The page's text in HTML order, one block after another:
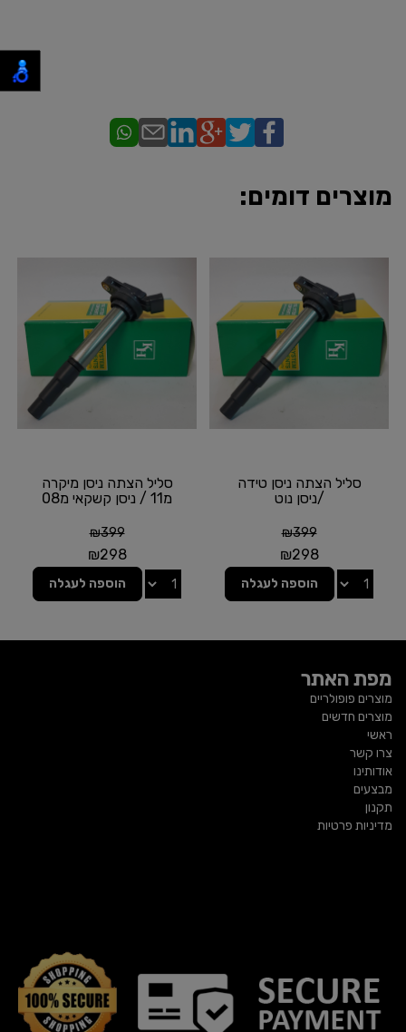
מוצרים דומים:
סליל הצתה ניסן טידה
/ניסן נוט
₪399
₪298
הוספה לעגלה
סליל הצתה ניסן מיקרה
מ11 / ניסן קשקאי מ08
₪399
₪298
הוספה לעגלה
מפת האתר
מוצרים פופולריים
מוצרים חדשים
ראשי
צרו קשר
אודותינו
מבצעים
תקנון
מדיניות פרטיות